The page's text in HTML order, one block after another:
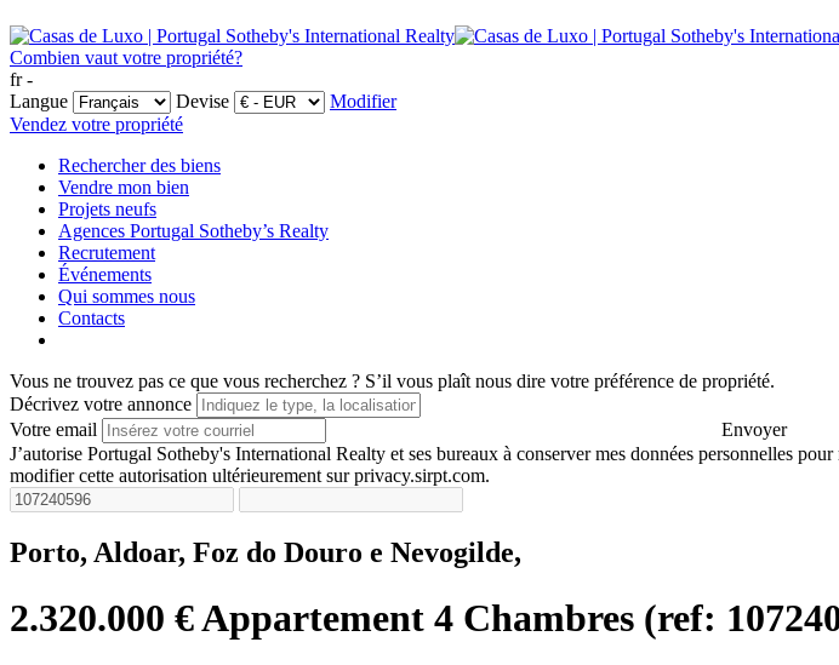
Combien vaut votre propriété?
fr -
Langue
Devise
Modifier
Vendez votre propriété
Rechercher des biens
Vendre mon bien
Projets neufs
Agences Portugal Sotheby’s Realty
Recrutement
Événements
Qui sommes nous
Contacts
Vous ne trouvez pas ce que vous recherchez ? S’il vous plaît nous dire votre préférence de propriété.
Décrivez votre annonce
Votre email
Envoyer
J’autorise Portugal Sotheby's International Realty et ses bureaux à conserver mes données personnelles
modifier cette autorisation ultérieurement sur privacy.sirpt.com.
Porto, Aldoar, Foz do Douro e Nevogilde,
2.320.000 €Appartement 4 Chambres (ref: